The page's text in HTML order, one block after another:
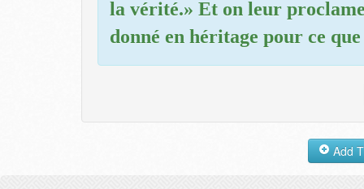
la vérité.» Et on leur
donné en héritage pour ce